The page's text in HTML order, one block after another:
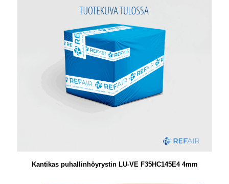
Kantikas puhallinhöyrystin LU-VE F35HC145E4 4mm